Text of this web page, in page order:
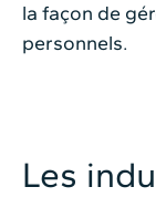
la façon de
personnels.
Les